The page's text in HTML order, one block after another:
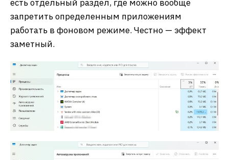
есть отдельный раздел, где можно вообще
запретить определенным приложениям
работать в фоновом режиме. Честно — эффект
заметный.